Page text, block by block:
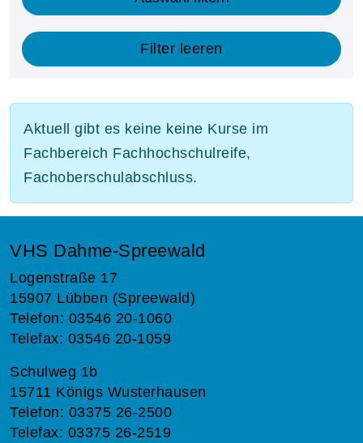
Filter leeren
Aktuell gibt es keine keine Kurse im
Fachbereich Fachhochschulreife,
Fachoberschulabschluss.
VHS Dahme-Spreewald
Logenstraße 17
15907 Lübben (Spreewald)
Telefon: 03546 20-1060
Telefax: 03546 20-1059
Schulweg 1b
15711 Königs Wusterhausen
Telefon: 03375 26-2500
Telefax: 03375 26-2519